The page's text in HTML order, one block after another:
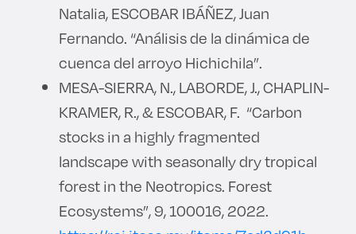
Natalia, ESCOBAR IBÁÑEZ, Juan
Fernando. “Análisis de la dinámica de
cuenca del arroyo Hichichila”.
MESA-SIERRA, N., LABORDE, J., CHAPLIN-
KRAMER, R., & ESCOBAR, F. “Carbon
stocks in a highly fragmented
landscape with seasonally dry tropical
forest in the Neotropics. Forest
Ecosystems”, 9, 100016, 2022.